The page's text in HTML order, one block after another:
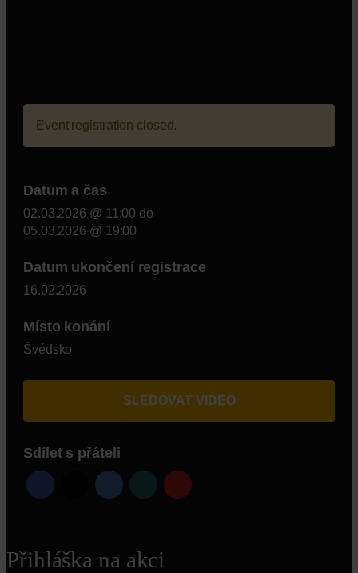
Event registration closed.
Datum a čas
02.03.2026 @ 11:00 do
05.03.2026 @ 19:00
Datum ukončení registrace
16.02.2026
Místo konání
Švédsko
SLEDOVAT VIDEO
Sdílet s přáteli
Přihláška na akci